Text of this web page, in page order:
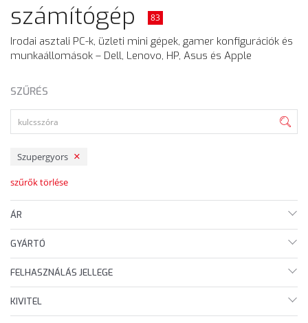
számítógép
83
Irodai asztali PC-k, üzleti mini gépek, gamer konfigurációk és
munkaállomások – Dell, Lenovo, HP, Asus és Apple
SZŰRÉS
Szupergyors
szűrők törlése
ÁR
GYÁRTÓ
FELHASZNÁLÁS JELLEGE
KIVITEL